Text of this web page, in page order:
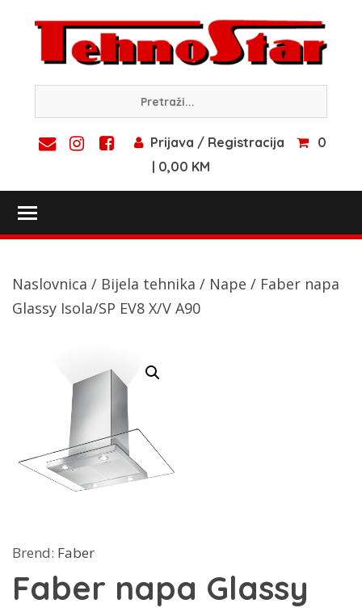
content
Prijava / Registracija
0
| 0,00 KM
Naslovnica / Bijela tehnika / Nape / Faber napa
Glassy Isola/SP EV8 X/V A90
Brend: Faber
Faber napa Glassy